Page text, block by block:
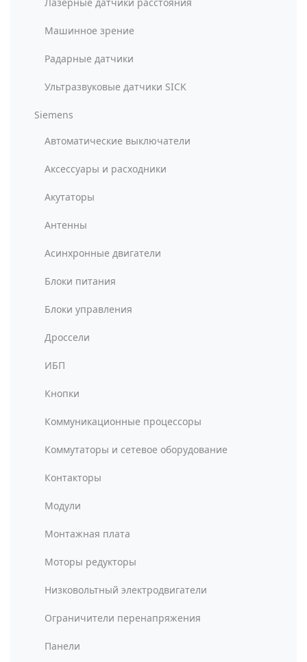
Машинное зрение
Радарные датчики
Ультразвуковые датчики SICK
Siemens
Автоматические выключатели
Аксессуары и расходники
Акутаторы
Антенны
Асинхронные двигатели
Блоки питания
Блоки управления
Дроссели
ИБП
Кнопки
Коммуникационные процессоры
Коммутаторы и сетевое оборудование
Контакторы
Модули
Монтажная плата
Моторы редукторы
Низковольтный электродвигатели
Ограничители перенапряжения
Панели